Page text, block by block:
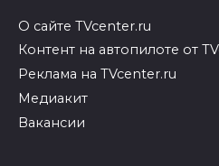
О сайте TVcenter.ru
Контент на автопилоте от
Реклама на TVcenter.ru
Медиакит
Вакансии